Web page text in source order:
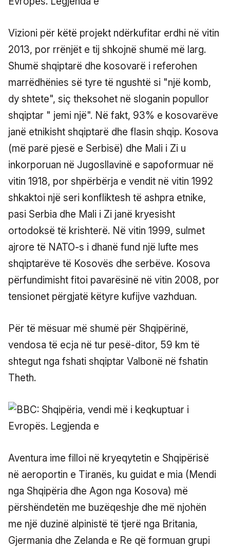
Vizioni për këtë projekt ndërkufitar erdhi në vitin
2013, por rrënjët e tij shkojnë shumë më larg.
Shumë shqiptarë dhe kosovarë i referohen
marrëdhënies së tyre të ngushtë si "një komb,
dy shtete", siç theksohet në sloganin popullor
shqiptar " jemi një". Në fakt, 93% e kosovarëve
janë etnikisht shqiptarë dhe flasin shqip. Kosova
(më parë pjesë e Serbisë) dhe Mali i Zi u
inkorporuan në Jugosllavinë e sapoformuar në
vitin 1918, por shpërbërja e vendit në vitin 1992
shkaktoi një seri konfliktesh të ashpra etnike,
pasi Serbia dhe Mali i Zi janë kryesisht
ortodoksë të krishterë. Në vitin 1999, sulmet
ajrore të NATO-s i dhanë fund një lufte mes
shqiptarëve të Kosovës dhe serbëve. Kosova
përfundimisht fitoi pavarësinë në vitin 2008, por
tensionet përgjatë këtyre kufijve vazhduan.
Për të mësuar më shumë për Shqipërinë,
vendosa të ecja në tur pesë-ditor, 59 km të
shtegut nga fshati shqiptar Valbonë në fshatin
Theth.
Aventura ime filloi në kryeqytetin e Shqipërisë
në aeroportin e Tiranës, ku guidat e mia (Mendi
nga Shqipëria dhe Agon nga Kosova) më
përshëndetën me buzëqeshje dhe më njohën
me një duzinë alpinistë të tjerë nga Britania,
Gjermania dhe Zelanda e Re që formuan grupi